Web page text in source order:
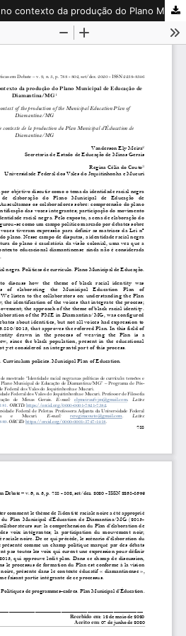
Identidade racial negra no contexto da produção do Plano Municipal de Educação de Diamantina/MG / Black racial identity in the context of the production of the Municipal Education Plan of Diamantina/MG